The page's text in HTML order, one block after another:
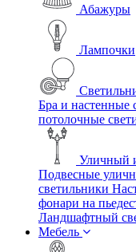
Абажуры
Лампочки
Бра и настенные
потолочные
Уличный
Подвесные
светильники
фонари на
Ландшафтный
Мебель